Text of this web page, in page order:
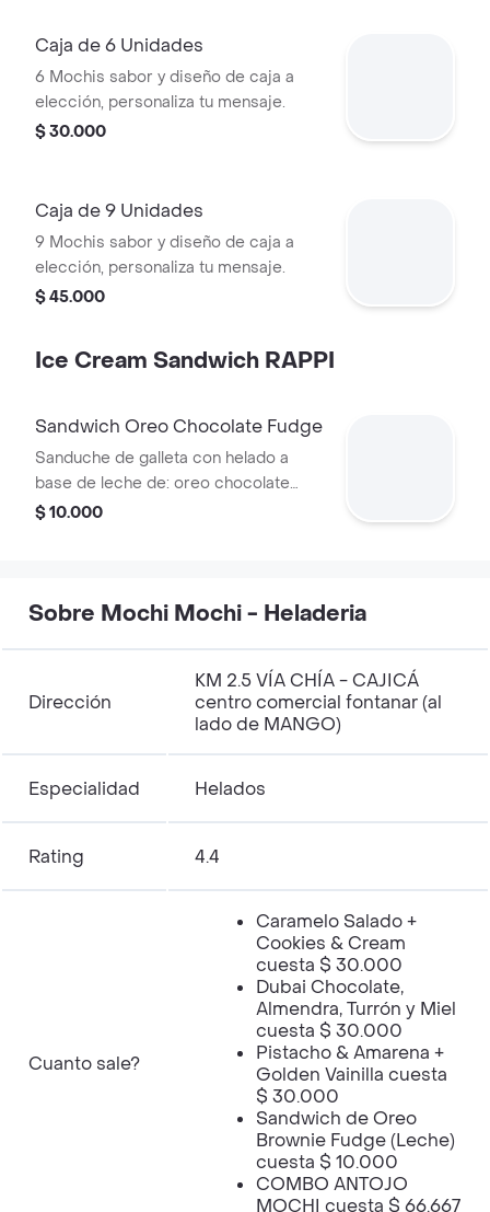
Caja de 6 Unidades
6 Mochis sabor y diseño de caja a
elección, personaliza tu mensaje.
$ 30.000
Caja de 9 Unidades
9 Mochis sabor y diseño de caja a
elección, personaliza tu mensaje.
$ 45.000
Ice Cream Sandwich RAPPI
Sandwich Oreo Chocolate Fudge
Sanduche de galleta con helado a
base de leche de: oreo chocolate
fudge.
$ 10.000
Sobre Mochi Mochi - Heladeria
Dirección
KM 2.5 VÍA CHÍA - CAJICÁ
centro comercial fontanar (al
lado de MANGO)
Especialidad Helados
Rating 4.4
Cuanto sale?
Caramelo Salado +
Cookies & Cream
cuesta $ 30.000
Dubai Chocolate,
Almendra, Turrón y Miel
cuesta $ 30.000
Pistacho & Amarena +
Golden Vainilla cuesta
$ 30.000
Sandwich de Oreo
Brownie Fudge (Leche)
cuesta $ 10.000
COMBO ANTOJO
MOCHI cuesta $ 66.667